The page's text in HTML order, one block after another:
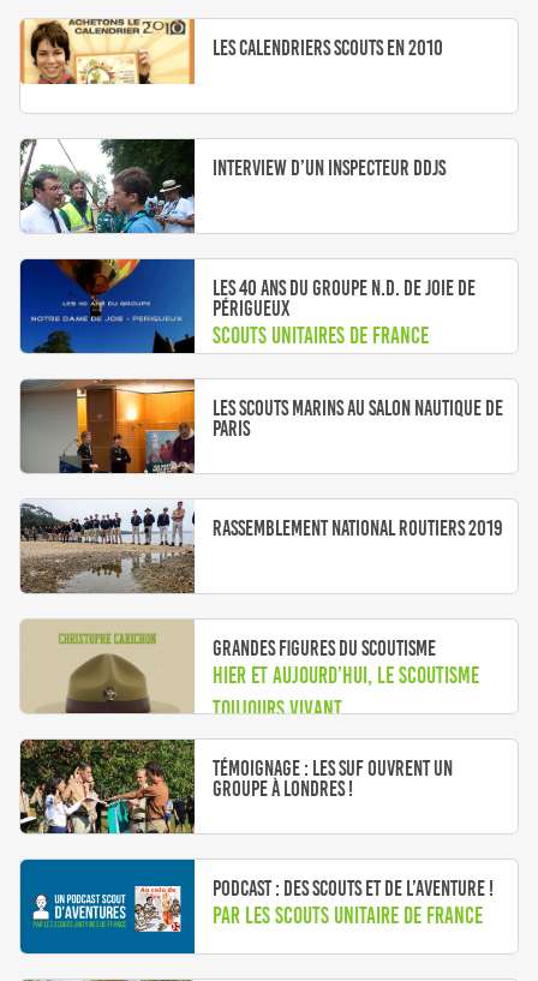
Les calendriers scouts en 2010
Interview d’un inspecteur DDJS
Les 40 ans du groupe N.D. de Joie de
Périgueux
Scouts Unitaires de France
Les scouts marins au salon nautique de
Paris
Rassemblement National Routiers 2019
Grandes figures du scoutisme
Hier et aujourd’hui, le scoutisme
toujours vivant
Témoignage : Les SUF ouvrent un
groupe à Londres !
Podcast : Des scouts et de l’aventure !
Par les Scouts Unitaire de France